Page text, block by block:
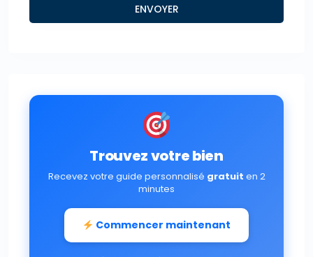
Trouvez votre bien
Recevez votre guide personnalisé gratuit en 2
minutes
Commencer maintenant